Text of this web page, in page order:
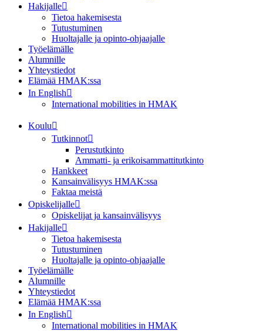
Hakijalle
Tietoa hakemisesta
Tutustuminen
Huoltajalle ja opinto-ohjaajalle
Työelämälle
Alumnille
Yhteystiedot
Elämää HMAK:ssa
In English
International mobilities in HMAK
Koulu
Tutkinnot
Perustutkinto
Ammatti- ja erikoisammattitutkinto
Hankkeet
Kansainvälisyys HMAK:ssa
Faktaa meistä
Opiskelijalle
Opiskelijat ja kansainvälisyys
Hakijalle
Tietoa hakemisesta
Tutustuminen
Huoltajalle ja opinto-ohjaajalle
Työelämälle
Alumnille
Yhteystiedot
Elämää HMAK:ssa
In English
International mobilities in HMAK